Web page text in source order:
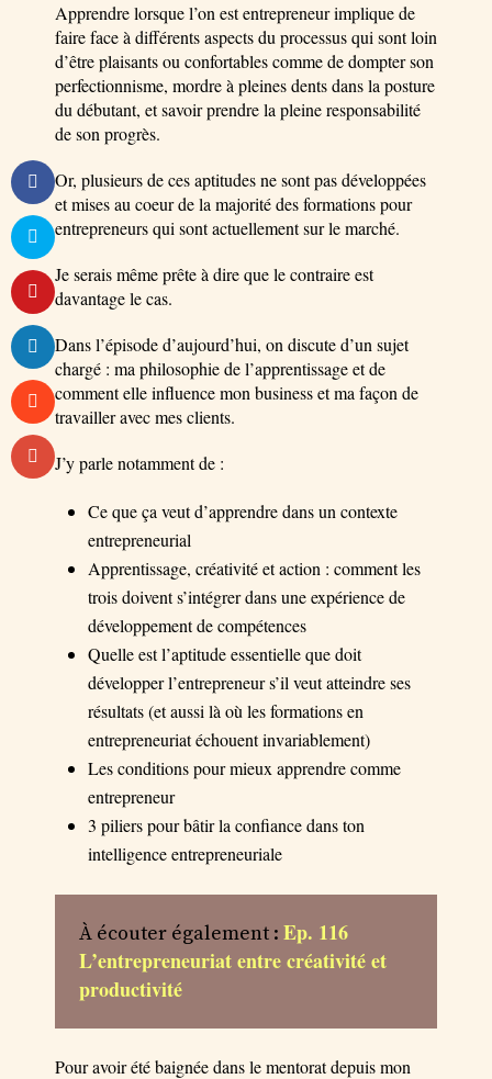
Apprendre lorsque l’on est entrepreneur implique de
faire face à différents aspects du processus qui sont loin
d’être plaisants ou confortables comme de dompter son
perfectionnisme, mordre à pleines dents dans la posture
du débutant, et savoir prendre la pleine responsabilité
de son progrès.
Or, plusieurs de ces aptitudes ne sont pas développées
et mises au coeur de la majorité des formations pour
entrepreneurs qui sont actuellement sur le marché.
Je serais même prête à dire que le contraire est
davantage le cas.
Dans l’épisode d’aujourd’hui, on discute d’un sujet
chargé : ma philosophie de l’apprentissage et de
comment elle influence mon business et ma façon de
travailler avec mes clients.
J’y parle notamment de :
Ce que ça veut d’apprendre dans un contexte
entrepreneurial
Apprentissage, créativité et action : comment les
trois doivent s’intégrer dans une expérience de
développement de compétences
Quelle est l’aptitude essentielle que doit
développer l’entrepreneur s’il veut atteindre ses
résultats (et aussi là où les formations en
entrepreneuriat échouent invariablement)
Les conditions pour mieux apprendre comme
entrepreneur
3 piliers pour bâtir la confiance dans ton
intelligence entrepreneuriale
À écouter également : Ep. 116
L’entrepreneuriat entre créativité et
productivité
Pour avoir été baignée dans le mentorat depuis mon